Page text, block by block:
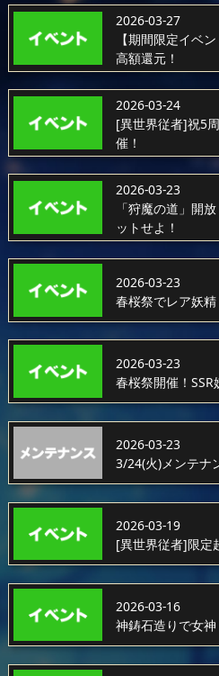
2026-03-27
【期間限定イベ
高額還元！
2026-03-24
[異世界従者]祝5
催！
2026-03-23
「狩魔の道」開
ットせよ！
2026-03-23
春桜祭でレア妖
2026-03-23
春桜祭開催！SSR
2026-03-23
3/24(火)メンテナ
2026-03-19
[異世界従者]限定
2026-03-16
神鋳石造りで女